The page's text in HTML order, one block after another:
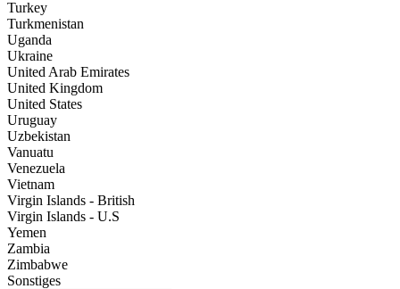
Turkey
Turkmenistan
Uganda
Ukraine
United Arab Emirates
United Kingdom
United States
Uruguay
Uzbekistan
Vanuatu
Venezuela
Vietnam
Virgin Islands - British
Virgin Islands - U.S
Yemen
Zambia
Zimbabwe
Sonstiges